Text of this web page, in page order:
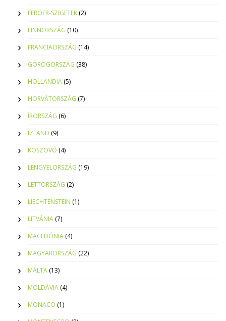
FERÖER-SZIGETEK (2)
FINNORSZÁG (10)
FRANCIAORSZÁG (14)
GÖRÖGORSZÁG (38)
HOLLANDIA (5)
HORVÁTORSZÁG (7)
ÍRORSZÁG (6)
IZLAND (9)
KOSZOVÓ (4)
LENGYELORSZÁG (19)
LETTORSZÁG (2)
LIECHTENSTEIN (1)
LITVÁNIA (7)
MACEDÓNIA (4)
MAGYARORSZÁG (22)
MÁLTA (13)
MOLDÁVIA (4)
MONACO (1)